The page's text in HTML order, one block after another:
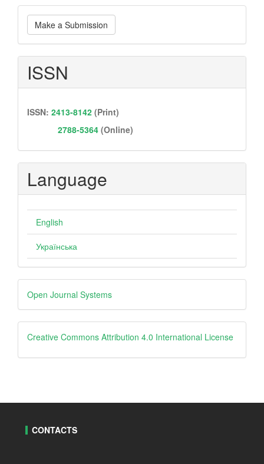
Make
a
Submission
Make a Submission
ISSN
ISSN: 2413-8142 (Print)
2788-5364 (Online)
Language
English
Українська
Developed
By
Open Journal Systems
Creative
Creative Commons Attribution 4.0 International License
CONTACTS